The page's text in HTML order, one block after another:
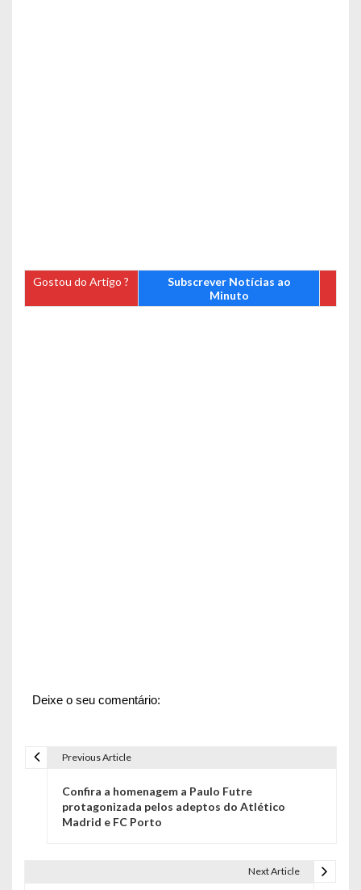
Gostou do Artigo ?
Subscrever Notícias ao
Minuto
Deixe o seu comentário:
Previous Article
Confira a homenagem a Paulo Futre
protagonizada pelos adeptos do Atlético
Madrid e FC Porto
Next Article